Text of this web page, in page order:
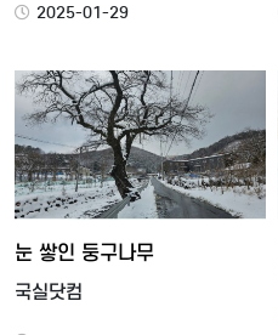
2025-01-29
눈 쌓인 둥구나무
국실닷컴